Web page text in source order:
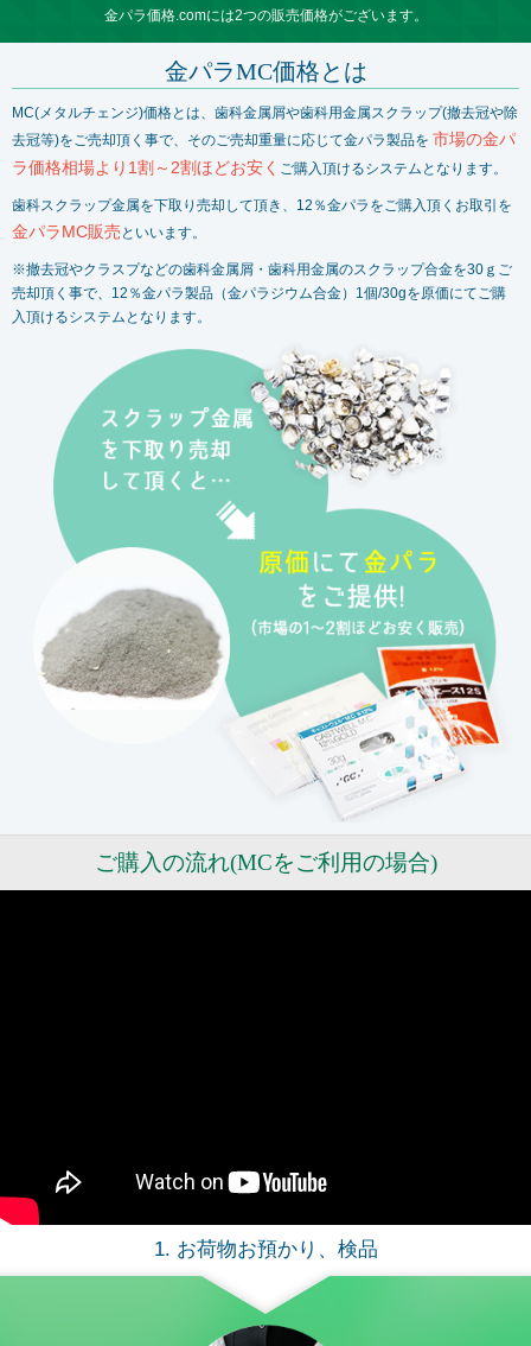
金パラ価格.comには2つの販売価格がございます。
金パラMC価格とは
MC(メタルチェンジ)価格とは、歯科金属屑や歯科用金属スクラップ(撤去冠や除
去冠等)をご売却頂く事で、そのご売却重量に応じて金パラ製品を 市場の金パ
ラ価格相場より1割～2割ほどお安く ご購入頂けるシステムとなります。
歯科スクラップ金属を下取り売却して頂き、12％金パラをご購入頂くお取引を
金パラMC販売 といいます。
※撤去冠やクラスプなどの歯科金属屑・歯科用金属のスクラップ合金を30ｇご
売却頂く事で、12％金パラ製品（金パラジウム合金）1個/30gを原価にてご購
入頂けるシステムとなります。
ご購入の流れ(MCをご利用の場合)
1. お荷物お預かり、検品